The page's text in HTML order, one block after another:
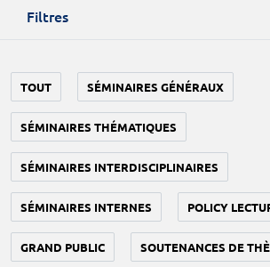
Filtres
TOUT SÉMINAIRES GÉNÉRAUX
SÉMINAIRES THÉMATIQUES
SÉMINAIRES INTERDISCIPLINAIRES
SÉMINAIRES INTERNES POLICY
GRAND PUBLIC SOUTENANCES DE